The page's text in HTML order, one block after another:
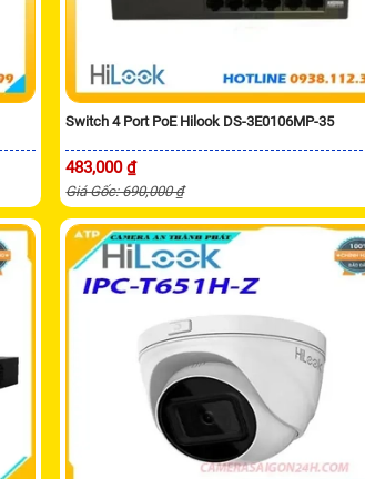
Switch 4 Port PoE Hilook DS-3E0106MP-35
483,000 ₫
Giá Gốc: 690,000 ₫